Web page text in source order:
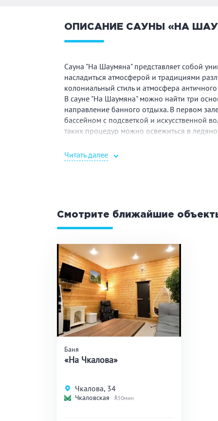
ОПИСАНИЕ САУНЫ «НА
Сауна "На Шаумяна" представляет собой
насладиться атмосферой и традициями
колониальный стиль и атмосфера
В сауне "На Шаумяна" можно найти три
направление банного отдыха. В первом
бассейном с подсветкой и искусственной
таких процедур можно освежиться в
комната релаксации. В третьем зале
могут поплавать. Кроме того, посетителям
вкусом и насладиться разнообразием
Хаммам, которая позволяет гостям
уникальным и интересным местом для
атмосферой различных бань и традиций, а
удобствами.
Читать далее
Смотрите ближайшие
Баня
«На Чкалова»
Чкалова, 34
Чкаловская 30